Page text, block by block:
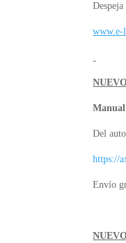
Despeja
www.e-
Del
https://
Envío